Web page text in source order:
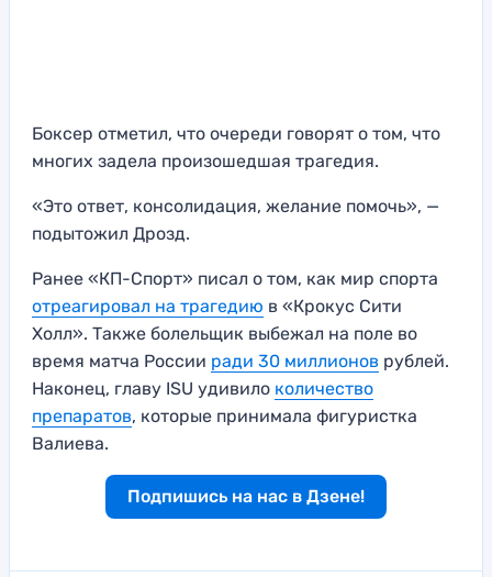
Боксер отметил, что очереди говорят о том, что
многих задела произошедшая трагедия.
«Это ответ, консолидация, желание помочь», —
подытожил Дрозд.
Ранее «КП-Спорт» писал о том, как мир спорта
отреагировал на трагедию в «Крокус Сити
Холл». Также болельщик выбежал на поле во
время матча России ради 30 миллионов рублей.
Наконец, главу ISU удивило количество
препаратов, которые принимала фигуристка
Валиева.
Подпишись на нас в Дзене!